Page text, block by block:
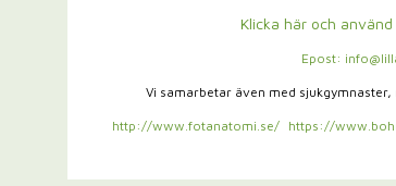
Klicka här och
Epost:
Vi samarbetar även med sjukgymnaster,
http://www.fotanatomi.se/ https://